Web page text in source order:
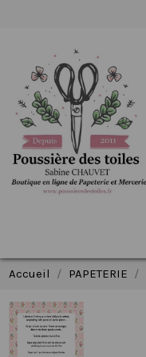
Accueil PAPETERIE